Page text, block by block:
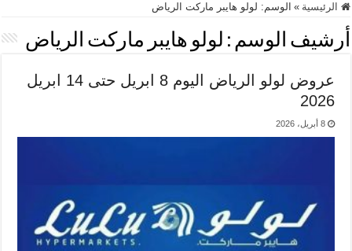
الرئيسية » الوسم: لولو هايبر ماركت الرياض
أرشيف الوسم : لولو هايبر ماركت الرياض
عروض لولو الرياض اليوم 8 ابريل حتى 14 ابريل
2026
8 أبريل، 2026